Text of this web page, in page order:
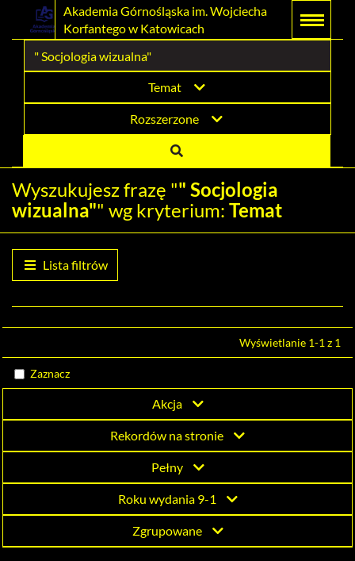
Menu
główne
Wyszukiwarka
Treść
główna
Przejdź
do
strony
domowej
biblioteki
Akademia
Górnośląska
im.
Wojciecha
Korfantego
w
Katowicach
Link
otwiera
się
w
nowym
oknie
Prolib
Integro
-
główna
Akademia Górnośląska im. Wojciecha
Korfantego w Katowicach
Menu
Temat
Rozszerzone
Wyszukujesz frazę "" Socjologia
wizualna"" wg kryterium: Temat
Lista filtrów
Wyświetlanie 1-1 z 1
Zaznacz
Akcja
Rekordów na stronie
Pełny
Roku wydania 9-1
Zgrupowane